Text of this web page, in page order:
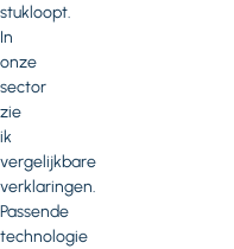
stukloopt.
In
onze
sector
zie
ik
vergelijkbare
verklaringen.
Passende
technologie